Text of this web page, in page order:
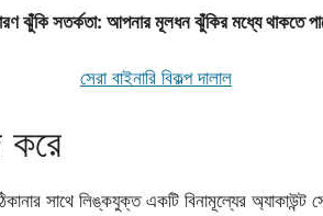
ঝুঁকি সতর্কতা: আপনার মূলধন ঝুঁকির মধ্যে থাকতে
সেরা বাইনারি বিকল্প দালাল
করে
সাথে লিঙ্কযুক্ত একটি বিনামূল্যের